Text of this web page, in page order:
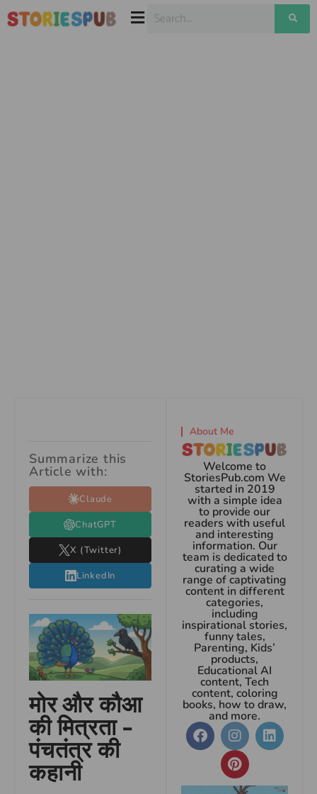
Summarize this
Article with:
Claude
ChatGPT
X (Twitter)
LinkedIn
मोर और कौआ
की मित्रता –
पंचतंत्र की
कहानी
About Me
Welcome to
StoriesPub.com We
started in 2019
with a simple idea
to provide our
readers with useful
and interesting
information. Our
team is dedicated to
curating a wide
range of captivating
content in different
categories,
including
inspirational stories,
funny tales,
Parenting, Kids’
products,
Educational AI
content, Tech
content, coloring
books, how to draw,
and more.